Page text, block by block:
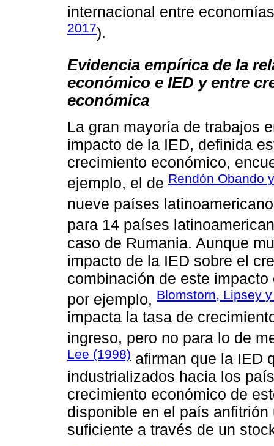
internacional entre
2017).
Evidencia empírica de la
económico e IED y entre
económica
La gran mayoría de trabajos
impacto de la IED, definida
crecimiento económico,
ejemplo, el de Rendón Obando
nueve países
para 14 países
caso de Rumania. Aunque
impacto de la IED sobre el
combinación de este
por ejemplo, Blomstorn, Lipsey
impacta la tasa de
ingreso, pero no para lo de
Lee (1998) afirman que la IED
industrializados hacia los
crecimiento económico de
disponible en el país
suficiente a través de un